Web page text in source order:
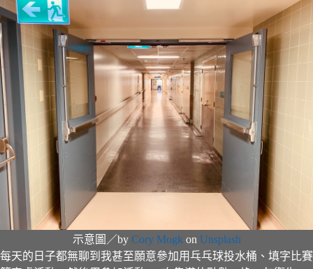
示意圖／by Cory Mogk on Unsplash
每天的日子都無聊到我甚至願意參加用乓乓球投水桶、填字比賽